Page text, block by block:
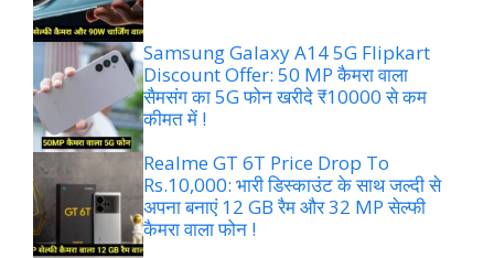
Samsung Galaxy A14 5G Flipkart
Discount Offer: 50 MP कैमरा वाला
सैमसंग का 5G फोन खरीदे ₹10000 से कम
कीमत में !
Realme GT 6T Price Drop To
Rs.10,000: भारी डिस्काउंट के साथ जल्दी से
अपना बनाएं 12 GB रैम और 32 MP सेल्फी
कैमरा वाला फोन !